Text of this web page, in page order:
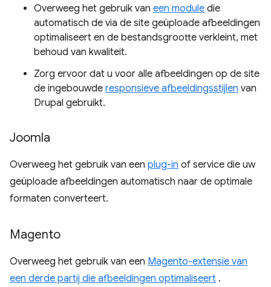
Overweeg het gebruik van een module die
automatisch de via de site geüploade afbeeldingen
optimaliseert en de bestandsgrootte verkleint, met
behoud van kwaliteit.
Zorg ervoor dat u voor alle afbeeldingen op de site
de ingebouwde responsieve afbeeldingsstijlen van
Drupal gebruikt.
Joomla
Overweeg het gebruik van een plug-in of service die uw
geüploade afbeeldingen automatisch naar de optimale
formaten converteert.
Magento
Overweeg het gebruik van een Magento-extensie van
een derde partij die afbeeldingen optimaliseert .